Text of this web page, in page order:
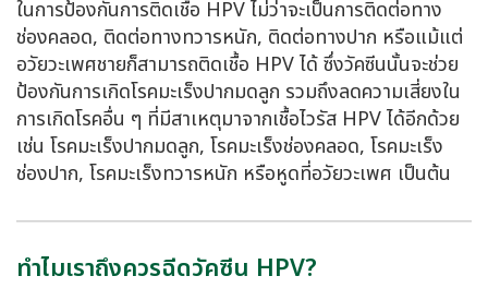
ในการป้องกันการติดเชื้อ HPV ไม่ว่าจะเป็นการติดต่อทาง
ช่องคลอด, ติดต่อทางทวารหนัก, ติดต่อทางปาก หรือแม้แต่
อวัยวะเพศชายก็สามารถติดเชื้อ HPV ได้ ซึ่งวัคซีนนั้นจะช่วย
ป้องกันการเกิดโรคมะเร็งปากมดลูก รวมถึงลดความเสี่ยงใน
การเกิดโรคอื่น ๆ ที่มีสาเหตุมาจากเชื้อไวรัส HPV ได้อีกด้วย
เช่น โรคมะเร็งปากมดลูก, โรคมะเร็งช่องคลอด, โรคมะเร็ง
ช่องปาก, โรคมะเร็งทวารหนัก หรือหูดที่อวัยวะเพศ เป็นต้น
ทำไมเราถึงควรฉีดวัคซีน HPV?